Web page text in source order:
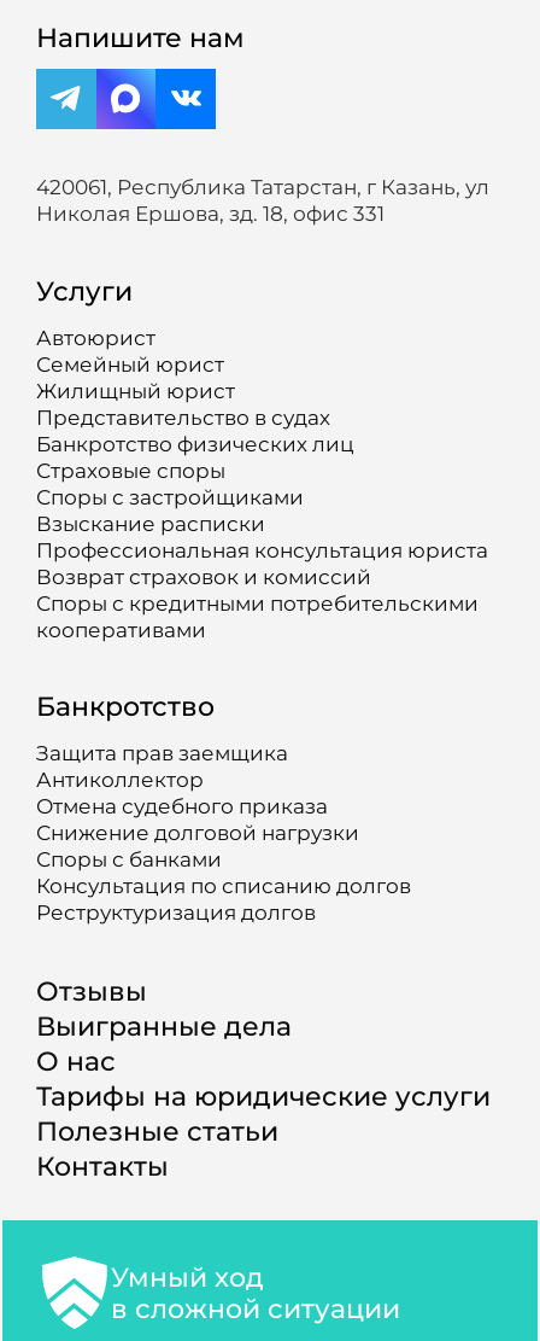
Напишите нам
420061, Республика Татарстан, г Казань, ул
Николая Ершова, зд. 18, офис 331
Услуги
Автоюрист
Семейный юрист
Жилищный юрист
Представительство в судах
Банкротство физических лиц
Страховые споры
Споры с застройщиками
Взыскание расписки
Профессиональная консультация юриста
Возврат страховок и комиссий
Споры с кредитными потребительскими
кооперативами
Банкротство
Защита прав заемщика
Антиколлектор
Отмена судебного приказа
Снижение долговой нагрузки
Споры с банками
Консультация по списанию долгов
Реструктуризация долгов
Отзывы
Выигранные дела
О нас
Тарифы на юридические услуги
Полезные статьи
Контакты
Умный ход
в сложной ситуации